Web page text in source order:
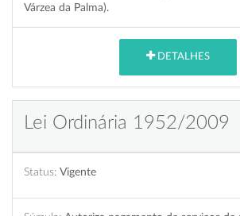
Várzea da Palma).
DETALHES
Lei Ordinária 1952/2009
Status: Vigente